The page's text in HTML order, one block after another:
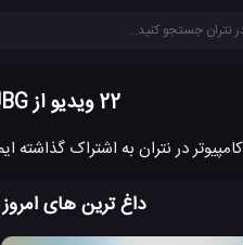
22 ویدیو از PUBG برای کامپیوتر
داغ ترین های امروز PUBG برای کامپیوتر